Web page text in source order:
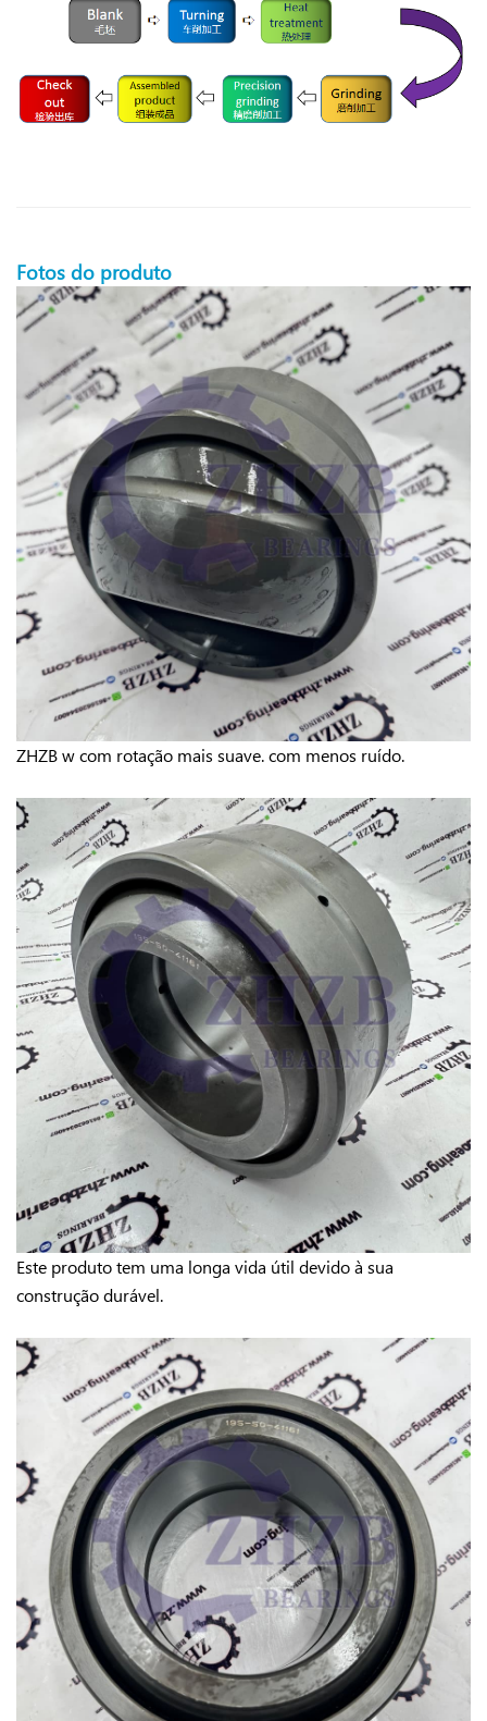
Fotos do produto
ZHZB wcom rotação mais suave.com menos ruído.
Este produto tem uma longa vida útil devido à sua
construção durável.